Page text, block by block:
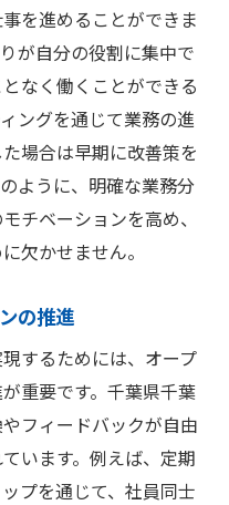
を進めることができま
が自分の役割に集中で
なく働くことができる
ングを通じて業務の進
場合は早期に改善策を
ように、明確な業務分
チベーションを高め、
欠かせません。
の推進
するためには、オープ
重要です。千葉県千葉
フィードバックが自由
います。例えば、定期
プを通じて、社員同士